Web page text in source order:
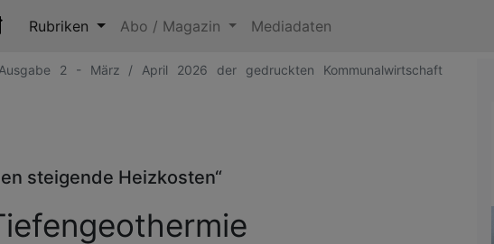
Rubriken Abo / Magazin Mediadaten
2 - März / April 2026 der gedruckten Kommunalwirtschaft
steigende Heizkosten“